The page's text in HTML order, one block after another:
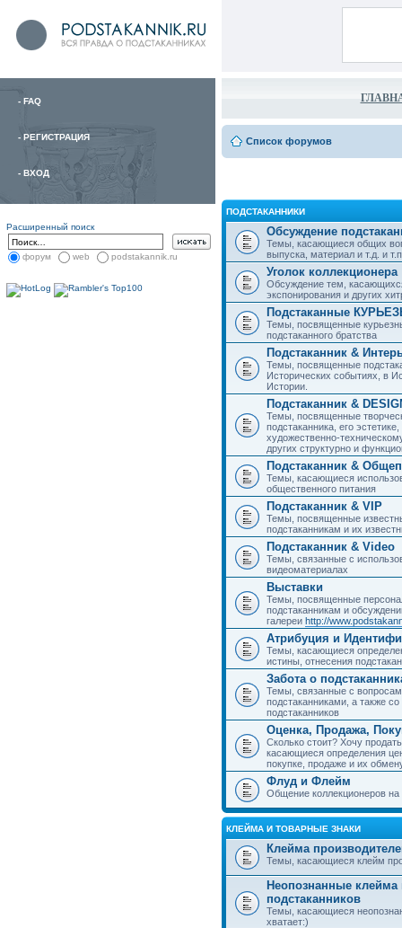
- FAQ
- РЕГИСТРАЦИЯ
- ВХОД
Расширенный поиск
форум web podstakannik.ru
Список форумов
ПОДСТАКАННИКИ
Обсуждение
Темы, касающиеся общих
выпуска, материал и т.д. и
Уголок коллекционера
Обсуждение тем,
экспонирования и других
Подстаканные
Темы, посвященные
подстаканного братства
Подстаканник &
Темы, посвященные
Исторических событиях, в
Истории.
Подстаканник &
Темы, посвященные
подстаканника, его
художественно-
других структурно и
Подстаканник &
Темы, касающиеся
общественного питания
Подстаканник & VIP
Темы, посвященные
подстаканникам и их
Подстаканник & Video
Темы, связанные с
видеоматериалах
Выставки
Темы, посвященные
подстаканникам и
галереи http://
Атрибуция и
Темы, касающиеся
истины, отнесения
Забота о
Темы, связанные с
подстаканниками, а также
подстаканников
Оценка, Продажа,
Сколько стоит? Хочу
касающиеся определения
покупке, продаже и их
Флуд и Флейм
Общение коллекционеров
КЛЕЙМА И ТОВАРНЫЕ ЗНАКИ
Клейма
Темы, касающиеся клейм
Неопознанные клейма
подстаканников
Темы, касающиеся
хватает:)